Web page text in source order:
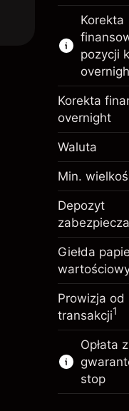
Opcje
Opłaty
pozycji
Środki z
Idź
Korekta
pozycji
pozycji
Rozmiar
Środki z
Idź
Korekta
overnight
Waluta
Min.
Depozyt
Giełda
Prowizja od
transakcji1
Opłata
stop